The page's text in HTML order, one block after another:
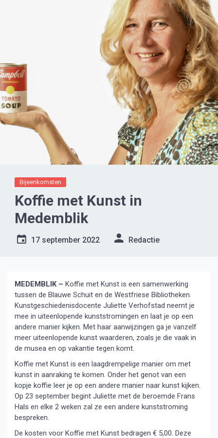
Bijeenkomsten
Koffie met Kunst in
Medemblik
17 september 2022 Redactie
MEDEMBLIK – Koffie met Kunst is een samenwerking
tussen de Blauwe Schuit en de Westfriese Bibliotheken.
Kunstgeschiedenisdocente Juliette Verhofstad neemt je
mee in uiteenlopende kunststromingen en laat je op een
andere manier kijken. Met haar aanwijzingen ga je vanzelf
meer uiteenlopende kunst waarderen, zoals je die vaak in
de musea en op vakantie tegen komt.
Koffie met Kunst is een laagdrempelige manier om met
kunst in aanraking te komen. Onder het genot van een
kopje koffie leer je op een andere manier naar kunst kijken.
Op 23 september begint Juliette met de beroemde Frans
Hals en elke 2 weken zal ze een andere kunststroming
bespreken.
De kosten voor Koffie met Kunst bedragen € 5,00. Deze